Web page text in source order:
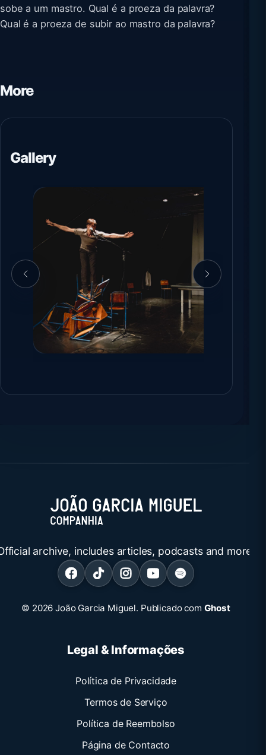
sobe a um mastro. Qual é a proeza da palavra?
Qual é a proeza de subir ao mastro da palavra?
More
Gallery
archive, includes articles, podcasts and more.
© 2026 João Garcia Miguel. Publicado com Ghost
Legal & Informações
Política de Privacidade
Termos de Serviço
Política de Reembolso
Página de Contacto